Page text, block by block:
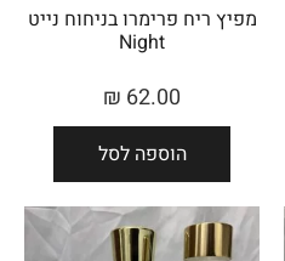
מפיץ ריח פרימרו בניחוח נייט
Night
62.00
₪
הוספה לסל